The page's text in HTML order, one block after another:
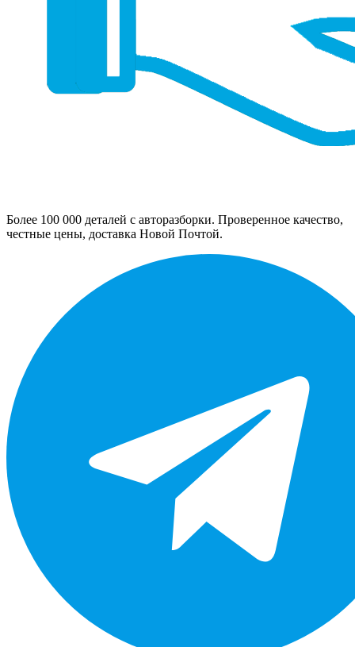
Более 100 000 деталей с авторазборки. Проверенное качество,
честные цены, доставка Новой Почтой.